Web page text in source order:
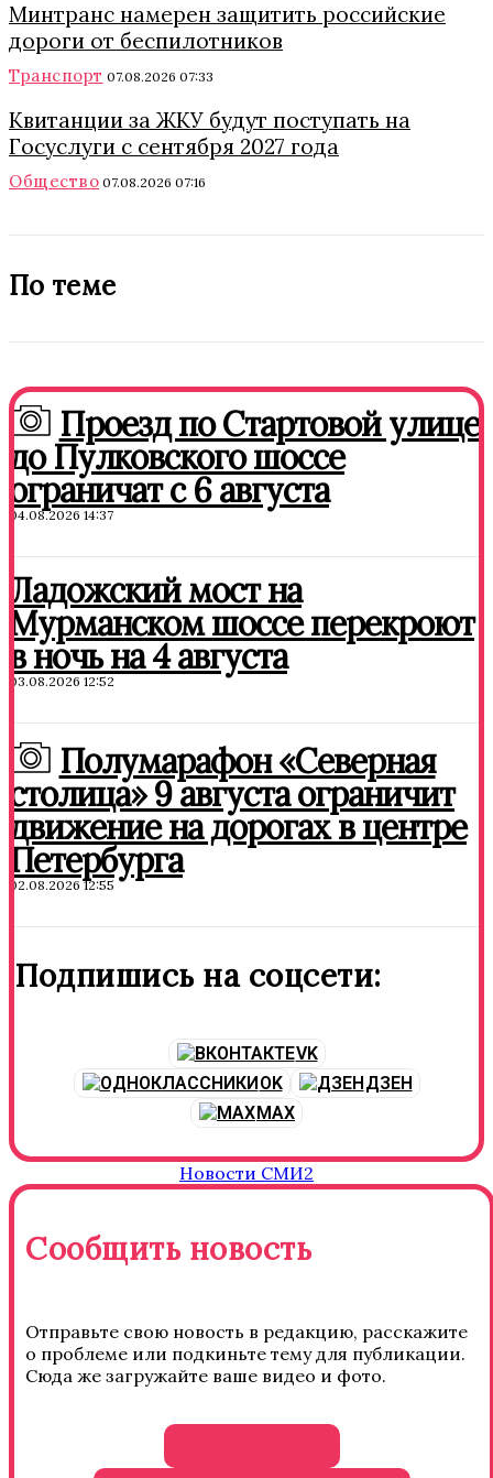
Минтранс намерен защитить российские
дороги от беспилотников
Транспорт 07.08.2026 07:33
Квитанции за ЖКУ будут поступать на
Госуслуги с сентября 2027 года
Общество 07.08.2026 07:16
По теме
Проезд по Стартовой улице
до Пулковского шоссе
ограничат с 6 августа
04.08.2026 14:37
Ладожский мост на
Мурманском шоссе перекроют
в ночь на 4 августа
03.08.2026 12:52
Полумарафон «Северная
столица» 9 августа ограничит
движение на дорогах в центре
Петербурга
02.08.2026 12:55
Подпишись на соцсети:
VK
OK
ДЗЕН
MAX
Новости СМИ2
Сообщить новость
Отправьте свою новость в редакцию, расскажите
о проблеме или подкиньте тему для публикации.
Сюда же загружайте ваше видео и фото.